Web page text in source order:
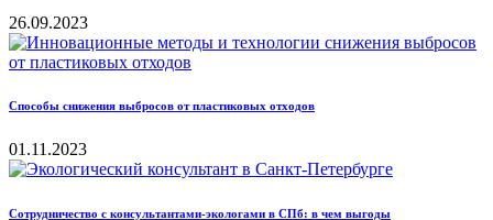
26.09.2023
Способы снижения выбросов от пластиковых отходов
01.11.2023
Сотрудничество с консультантами-экологами в СПб: в чем выгоды